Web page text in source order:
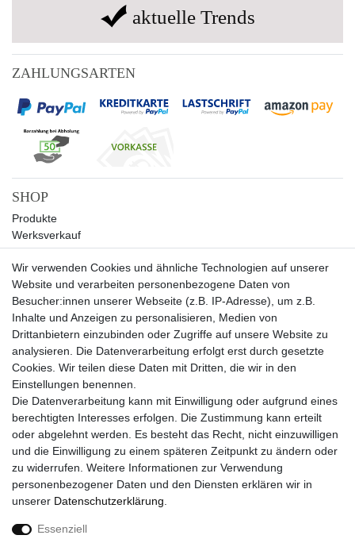
aktuelle Trends
ZAHLUNGSARTEN
SHOP
Produkte
Werksverkauf
Sale
UNTERNEHMEN
Über uns
Kontakt
SERVICE
Versand
Zahlung
Hilfe
RECHTLICHES
Widerrufsrecht
Widerrufsformular
Impressum
Datenschutzerklärung
Wir verwenden Cookies und ähnliche Technologien auf unserer
Website und verarbeiten personenbezogene Daten von
Besucher:innen unserer Webseite (z.B. IP-Adresse), um z.B.
Inhalte und Anzeigen zu personalisieren, Medien von
Drittanbietern einzubinden oder Zugriffe auf unsere Website zu
analysieren. Die Datenverarbeitung erfolgt erst durch gesetzte
Cookies. Wir teilen diese Daten mit Dritten, die wir in den
Einstellungen benennen.
Die Datenverarbeitung kann mit Einwilligung oder aufgrund eines
berechtigten Interesses erfolgen. Die Zustimmung kann erteilt
oder abgelehnt werden. Es besteht das Recht, nicht einzuwilligen
und die Einwilligung zu einem späteren Zeitpunkt zu ändern oder
zu widerrufen. Weitere Informationen zur Verwendung
personenbezogener Daten und den Diensten erklären wir in
unserer Daten­schutz­erklärung
Essenziell